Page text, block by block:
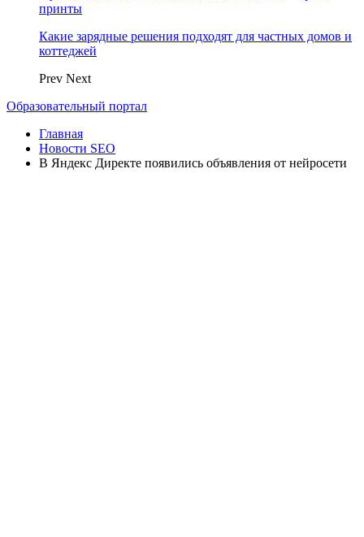
принты
Какие зарядные решения подходят для частных домов и
коттеджей
Prev Next
Образовательный портал
Главная
Новости SEO
В Яндекс Директе появились объявления от нейросети